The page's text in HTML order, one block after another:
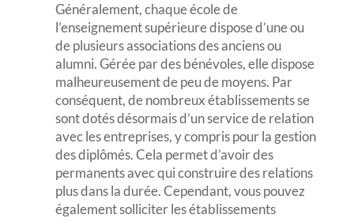
Généralement, chaque école de
l’enseignement supérieure dispose d’une ou
de plusieurs associations des anciens ou
alumni. Gérée par des bénévoles, elle dispose
malheureusement de peu de moyens. Par
conséquent, de nombreux établissements se
sont dotés désormais d’un service de relation
avec les entreprises, y compris pour la gestion
des diplômés. Cela permet d’avoir des
permanents avec qui construire des relations
plus dans la durée. Cependant, vous pouvez
également solliciter les établissements